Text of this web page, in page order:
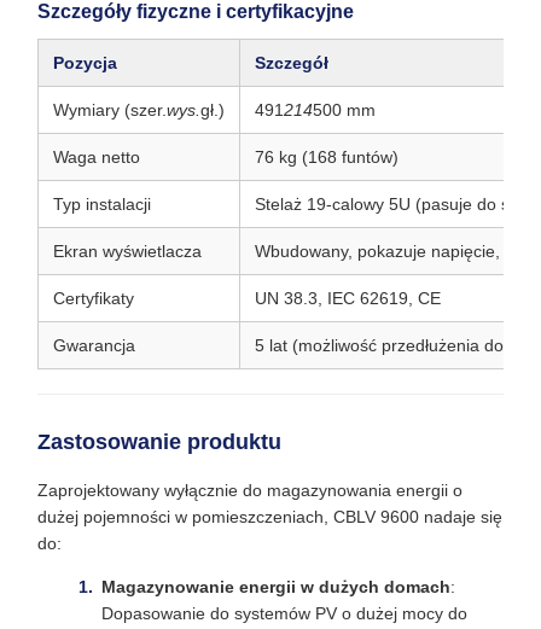
Szczegóły fizyczne i certyfikacyjne
Pozycja Szczegół
Wymiary (szer.wys. gł.) 491214500 mm
Waga netto 76 kg (168 funtów)
Typ instalacji Stelaż 19-calowy 5U (pasuje do
Ekran wyświetlacza Wbudowany, pokazuje napięcie,
Certyfikaty UN 38.3, IEC 62619, CE
Gwarancja 5 lat (możliwość przedłużenia do 10
Zastosowanie produktu
Zaprojektowany wyłącznie do magazynowania energii o
dużej pojemności w pomieszczeniach, CBLV 9600 nadaje się
do:
Magazynowanie energii w dużych domach:
Dopasowanie do systemów PV o dużej mocy do